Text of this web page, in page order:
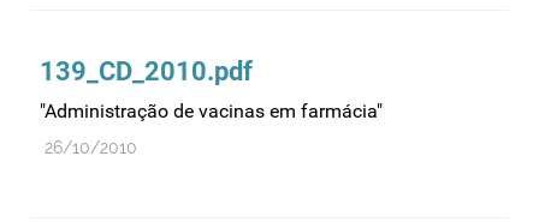
139_CD_2010.pdf
"Administração de vacinas em farmácia"
26/10/2010